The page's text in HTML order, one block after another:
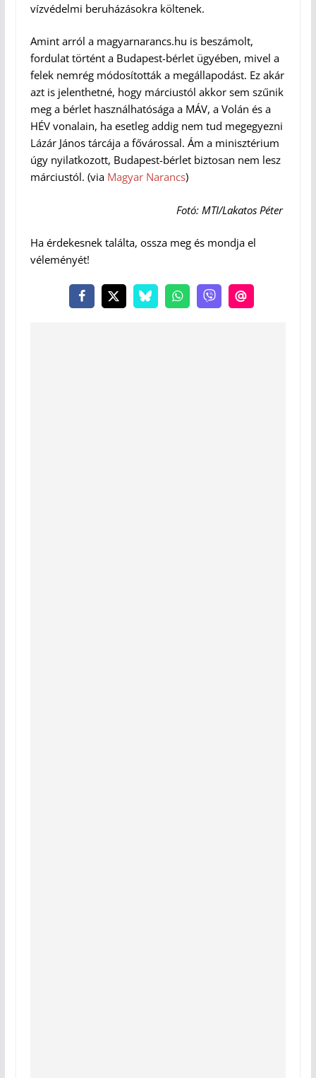
vízvédelmi beruházásokra költenek.
Amint arról a magyarnarancs.hu is beszámolt,
fordulat történt a Budapest-bérlet ügyében, mivel a
felek nemrég módosították a megállapodást. Ez akár
azt is jelenthetné, hogy márciustól akkor sem szűnik
meg a bérlet használhatósága a MÁV, a Volán és a
HÉV vonalain, ha esetleg addig nem tud megegyezni
Lázár János tárcája a fővárossal. Ám a minisztérium
úgy nyilatkozott, Budapest-bérlet biztosan nem lesz
márciustól. (via Magyar Narancs)
Fotó: MTI/Lakatos Péter
Ha érdekesnek találta, ossza meg és mondja el
véleményét!